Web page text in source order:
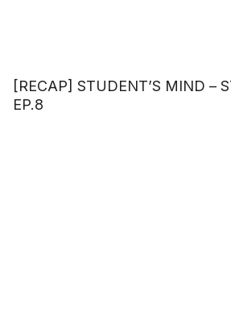
[RECAP] STUDENT’S MIND –
EP.8